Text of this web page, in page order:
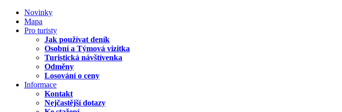
Novinky
Mapa
Pro turisty
Jak používat deník
Osobní a Týmová vizitka
Turistická návštívenka
Odměny
Losování o ceny
Informace
Kontakt
Nejčastější dotazy